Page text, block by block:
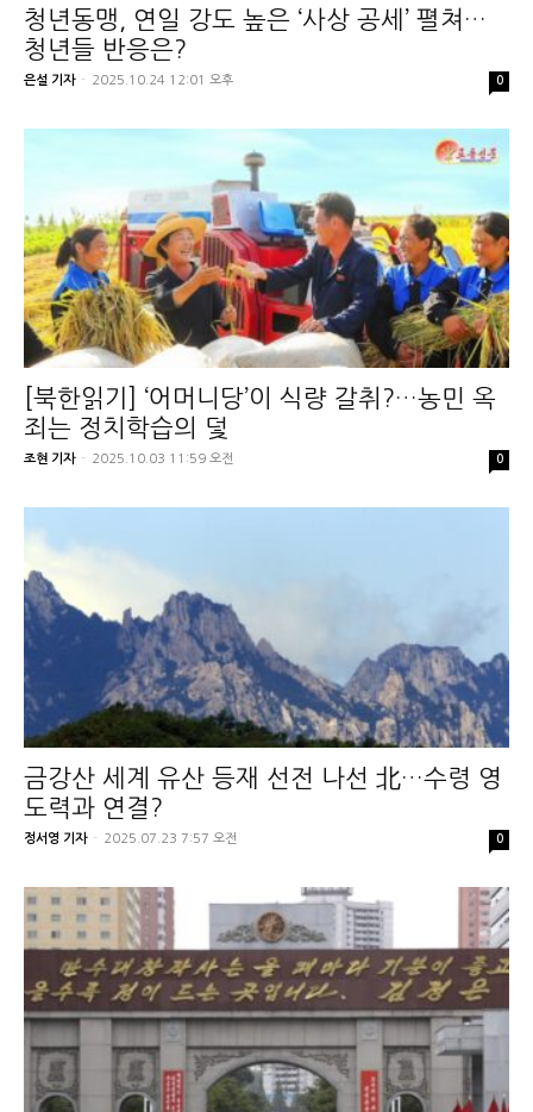
청년동맹, 연일 강도 높은 ‘사상 공세’ 펼쳐…
청년들 반응은?
은설 기자 - 2025.10.24 12:01 오후 0
[북한읽기] ‘어머니당’이 식량 갈취?…농민 옥
죄는 정치학습의 덫
조현 기자 - 2025.10.03 11:59 오전 0
금강산 세계 유산 등재 선전 나선 北…수령 영
도력과 연결?
정서영 기자 - 2025.07.23 7:57 오전 0